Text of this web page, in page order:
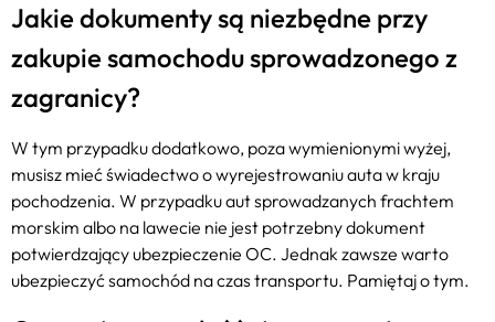
Jakie dokumenty są niezbędne przy
zakupie samochodu sprowadzonego z
zagranicy?
W tym przypadku dodatkowo, poza wymienionymi wyżej,
musisz mieć świadectwo o wyrejestrowaniu auta w kraju
pochodzenia. W przypadku aut sprowadzanych frachtem
morskim albo na lawecie nie jest potrzebny dokument
potwierdzający ubezpieczenie OC. Jednak zawsze warto
ubezpieczyć samochód na czas transportu. Pamiętaj o tym.